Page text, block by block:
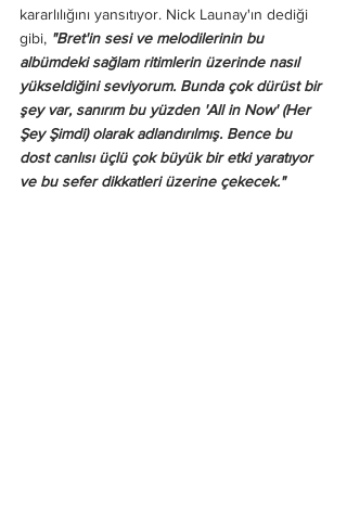
kararlılığını yansıtıyor. Nick Launay'ın dediği
gibi, "Bret'in sesi ve melodilerinin bu
albümdeki sağlam ritimlerin üzerinde nasıl
yükseldiğini seviyorum. Bunda çok dürüst bir
şey var, sanırım bu yüzden 'All in Now' (Her
Şey Şimdi) olarak adlandırılmış. Bence bu
dost canlısı üçlü çok büyük bir etki yaratıyor
ve bu sefer dikkatleri üzerine çekecek."